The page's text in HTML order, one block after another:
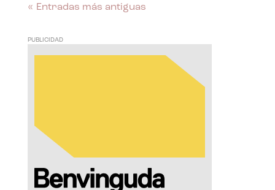
« Entradas más antiguas
PUBLICIDAD